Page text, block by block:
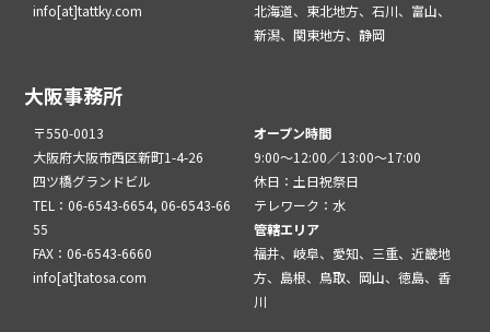
info[at]tattky.com
北海道、東北地方、石川、富山、
新潟、関東地方、静岡
大阪事務所
〒550-0013
大阪府大阪市西区新町1-4-26
四ツ橋グランドビル
TEL：06-6543-6654, 06-6543-66
55
FAX：06-6543-6660
info[at]tatosa.com
オープン時間
9:00～12:00／13:00～17:00
休日：土日祝祭日
テレワーク：水
管轄エリア
福井、岐阜、愛知、三重、近畿地
方、島根、鳥取、岡山、徳島、香
川